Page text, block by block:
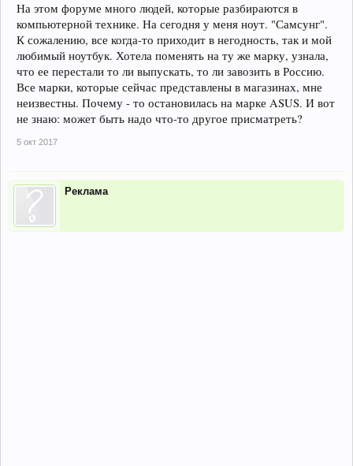
На этом форуме много людей, которые разбираются в
компьютерной технике. На сегодня у меня ноут. "Самсунг".
К сожалению, все когда-то приходит в негодность, так и мой
любимый ноутбук. Хотела поменять на ту же марку, узнала,
что ее перестали то ли выпускать, то ли завозить в Россию.
Все марки, которые сейчас представлены в магазинах, мне
неизвестны. Почему - то остановилась на марке ASUS. И вот
не знаю: может быть надо что-то другое присматреть?
5 окт 2017
Реклама